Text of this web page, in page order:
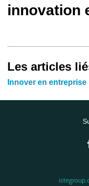
innovation
Les articles
Innover en